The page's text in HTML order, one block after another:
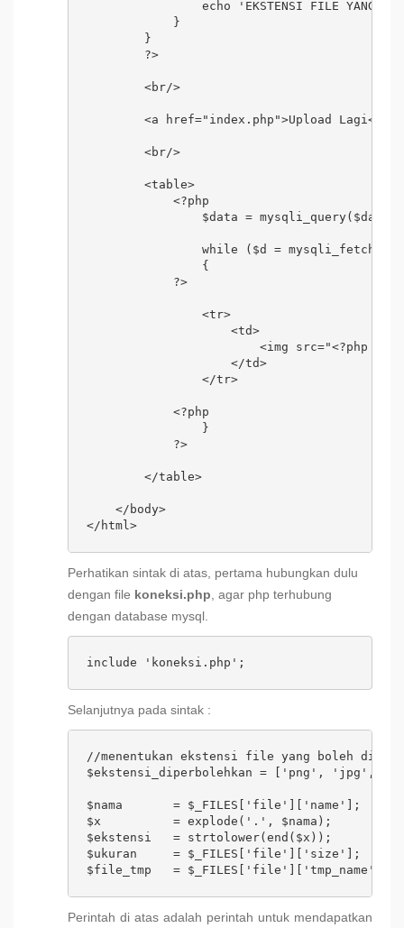
echo 'EKSTENSI FILE YANG DI
            }
        }
        ?>
        <br/>
        <a href="index.php">Upload Lagi</a>
        <br/>
        <table>
            <?php
$data =
while ($d =
                {
            ?>
                <tr>
                    <td>
<img src="<?php
                    </td>
                </tr>
            <?php
                }
            ?>
        </table>
    </body>
</html>
Perhatikan sintak di atas, pertama hubungkan dulu
dengan file koneksi.php , agar php terhubung
dengan database mysql.
include 'koneksi.php';
Selanjutnya pada sintak :
//menentukan ekstensi file yang boleh
$ekstensi_diperbolehkan = ['png', 'jpg',
$nama       = $_FILES['file']['name'];
$x          = explode('.', $nama);
$ekstensi   = strtolower(end($x));
$ukuran     = $_FILES['file']['size'];
$file_tmp   = $_FILES['file']['tmp_name'];
Perintah di atas adalah perintah untuk mendapatkan